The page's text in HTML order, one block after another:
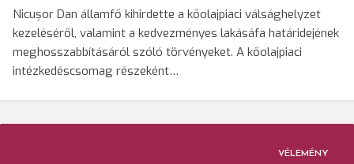
Nicușor Dan államfő kihirdette a kőolajpiaci válsághelyzet
kezeléséről, valamint a kedvezményes lakásáfa határidejének
meghosszabbításáról szóló törvényeket. A kőolajpiaci
intézkedéscsomag részeként…
VÉLEMÉNY